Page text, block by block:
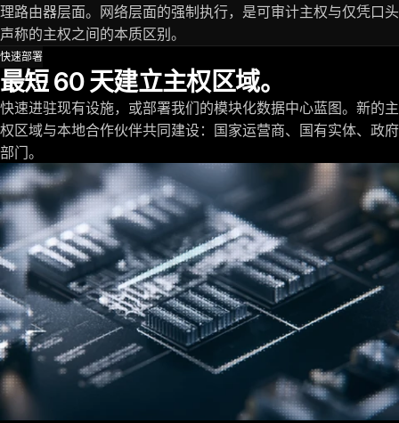
理路由器层面。网络层面的强制执行，是可审计主权与仅凭口头
声称的主权之间的本质区别。
快速部署
最短 60 天建立主权区域。
快速进驻现有设施，或部署我们的模块化数据中心蓝图。新的主
权区域与本地合作伙伴共同建设：国家运营商、国有实体、政府
部门。